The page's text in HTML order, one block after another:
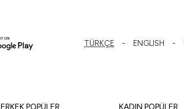
TÜRKÇE ENGLISH